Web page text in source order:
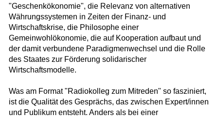
"Geschenkökonomie", die Relevanz von alternativen
Währungssystemen in Zeiten der Finanz- und
Wirtschaftskrise, die Philosophe einer
Gemeinwohlökonomie, die auf Kooperation aufbaut und
der damit verbundene Paradigmenwechsel und die Rolle
des Staates zur Förderung solidarischer
Wirtschaftsmodelle.
Was am Format "Radiokolleg zum Mitreden" so fasziniert,
ist die Qualität des Gesprächs, das zwischen Expert/innen
und Publikum entsteht. Anders als bei einer